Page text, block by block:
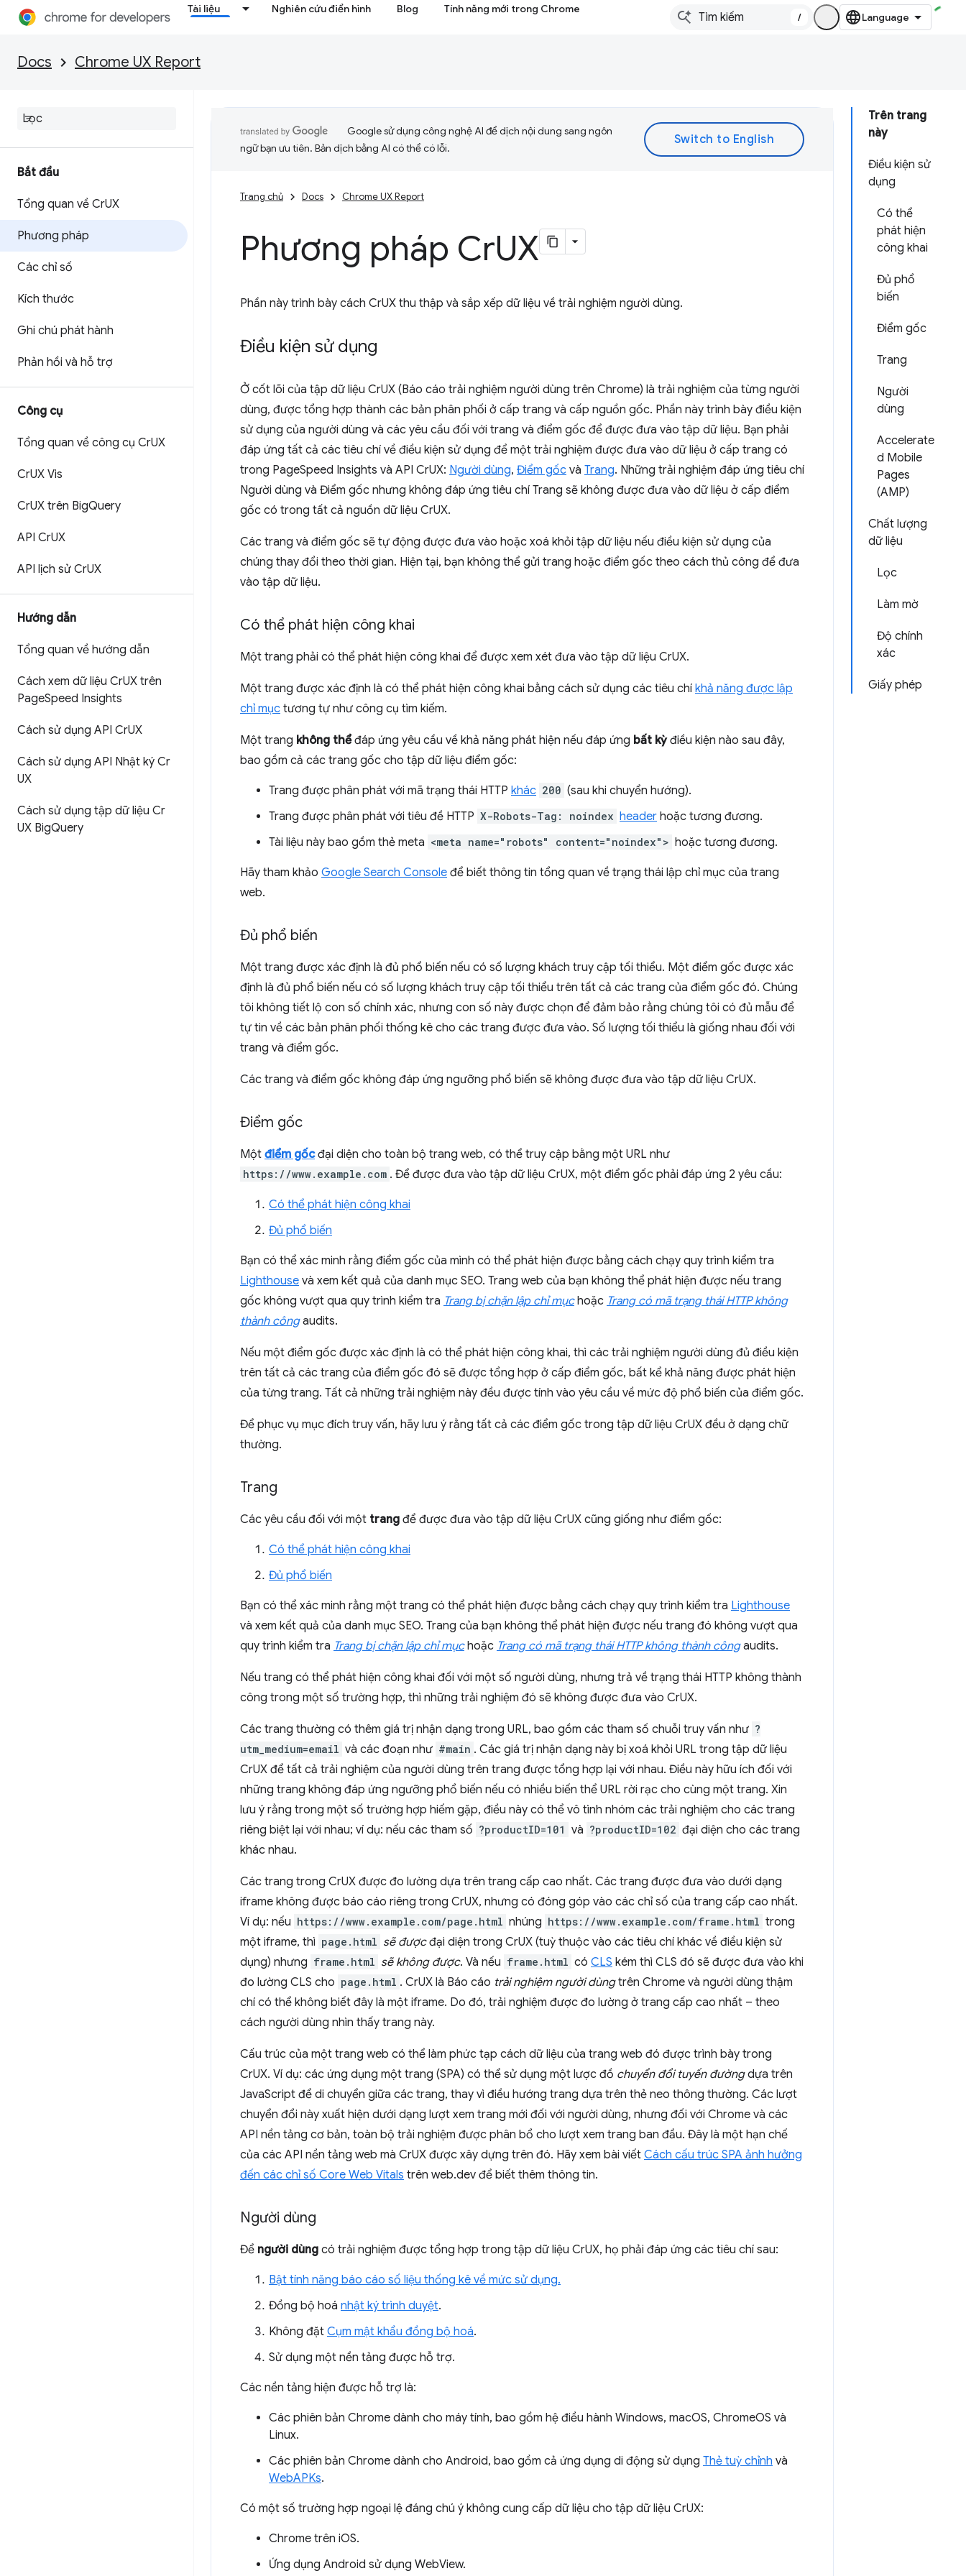
Tài liệu Nghiên cứu điển hình Blog Tính năng mới trong Chrome
/
Docs Chrome UX Report
Bắt đầu
Tổng quan về CrUX
Phương pháp
Các chỉ số
Kích thước
Ghi chú phát hành
Phản hồi và hỗ trợ
Công cụ
Tổng quan về công cụ CrUX
CrUX Vis
CrUX trên BigQuery
API CrUX
API lịch sử CrUX
Hướng dẫn
Tổng quan về hướng dẫn
Cách xem dữ liệu CrUX trên
PageSpeed Insights
Cách sử dụng API CrUX
Cách sử dụng API Nhật ký Cr
UX
Cách sử dụng tập dữ liệu Cr
UX BigQuery
Trên trang
này
Điều kiện sử
dụng
Có thể
phát hiện
công khai
Đủ phổ
biến
Điểm gốc
Trang
Người
dùng
Accelerate
d Mobile
Pages
(AMP)
Chất lượng
dữ liệu
Lọc
Làm mờ
Độ chính
xác
Giấy phép
Google sử dụng công nghệ AI để dịch nội dung sang ngôn
ngữ bạn ưu tiên. Bản dịch bằng AI có thể có lỗi.
Trang chủ Docs Chrome UX Report
Phương pháp CrUX
Phần này trình bày cách CrUX thu thập và sắp xếp dữ liệu về trải nghiệm người dùng.
Điều kiện sử dụng
Ở cốt lõi của tập dữ liệu CrUX (Báo cáo trải nghiệm người dùng trên Chrome) là trải nghiệm của từng người
dùng, được tổng hợp thành các bản phân phối ở cấp trang và cấp nguồn gốc. Phần này trình bày điều kiện
sử dụng của người dùng và các yêu cầu đối với trang và điểm gốc để được đưa vào tập dữ liệu. Bạn phải
đáp ứng tất cả các tiêu chí về điều kiện sử dụng để một trải nghiệm được đưa vào dữ liệu ở cấp trang có
trong PageSpeed Insights và API CrUX: Người dùng, Điểm gốc và Trang. Những trải nghiệm đáp ứng tiêu chí
Người dùng và Điểm gốc nhưng không đáp ứng tiêu chí Trang sẽ không được đưa vào dữ liệu ở cấp điểm
gốc có trong tất cả nguồn dữ liệu CrUX.
Các trang và điểm gốc sẽ tự động được đưa vào hoặc xoá khỏi tập dữ liệu nếu điều kiện sử dụng của
chúng thay đổi theo thời gian. Hiện tại, bạn không thể gửi trang hoặc điểm gốc theo cách thủ công để đưa
vào tập dữ liệu.
Có thể phát hiện công khai
Một trang phải có thể phát hiện công khai để được xem xét đưa vào tập dữ liệu CrUX.
Một trang được xác định là có thể phát hiện công khai bằng cách sử dụng các tiêu chí khả năng được lập
chỉ mục tương tự như công cụ tìm kiếm.
Một trang không thểđáp ứng yêu cầu về khả năng phát hiện nếu đáp ứng bất kỳđiều kiện nào sau đây,
bao gồm cả các trang gốc cho tập dữ liệu điểm gốc:
Trang được phân phát với mã trạng thái HTTP khác 200 (sau khi chuyển hướng).
Trang được phân phát với tiêu đề HTTP X-Robots-Tag: noindex header hoặc tương đương.
Tài liệu này bao gồm thẻ meta <meta name="robots" content="noindex"> hoặc tương đương.
Hãy tham khảo Google Search Console để biết thông tin tổng quan về trạng thái lập chỉ mục của trang
web.
Đủ phổ biến
Một trang được xác định là đủ phổ biến nếu có số lượng khách truy cập tối thiểu. Một điểm gốc được xác
định là đủ phổ biến nếu có số lượng khách truy cập tối thiểu trên tất cả các trang của điểm gốc đó. Chúng
tôi không tiết lộ con số chính xác, nhưng con số này được chọn để đảm bảo rằng chúng tôi có đủ mẫu để
tự tin về các bản phân phối thống kê cho các trang được đưa vào. Số lượng tối thiểu là giống nhau đối với
trang và điểm gốc.
Các trang và điểm gốc không đáp ứng ngưỡng phổ biến sẽ không được đưa vào tập dữ liệu CrUX.
Điểm gốc
Một điểm gốcđại diện cho toàn bộ trang web, có thể truy cập bằng một URL như
https://www.example.com . Để được đưa vào tập dữ liệu CrUX, một điểm gốc phải đáp ứng 2 yêu cầu:
Có thể phát hiện công khai
Đủ phổ biến
Bạn có thể xác minh rằng điểm gốc của mình có thể phát hiện được bằng cách chạy quy trình kiểm tra
Lighthouse và xem kết quả của danh mục SEO. Trang web của bạn không thể phát hiện được nếu trang
gốc không vượt qua quy trình kiểm tra Trang bị chặn lập chỉ mụchoặc Trang có mã trạng thái HTTP không
thành côngaudits.
Nếu một điểm gốc được xác định là có thể phát hiện công khai, thì các trải nghiệm người dùng đủ điều kiện
trên tất cả các trang của điểm gốc đó sẽ được tổng hợp ở cấp điểm gốc, bất kể khả năng được phát hiện
của từng trang. Tất cả những trải nghiệm này đều được tính vào yêu cầu về mức độ phổ biến của điểm gốc.
Để phục vụ mục đích truy vấn, hãy lưu ý rằng tất cả các điểm gốc trong tập dữ liệu CrUX đều ở dạng chữ
thường.
Trang
Các yêu cầu đối với một trang để được đưa vào tập dữ liệu CrUX cũng giống như điểm gốc:
Có thể phát hiện công khai
Đủ phổ biến
Bạn có thể xác minh rằng một trang có thể phát hiện được bằng cách chạy quy trình kiểm tra Lighthouse
và xem kết quả của danh mục SEO. Trang của bạn không thể phát hiện được nếu trang đó không vượt qua
quy trình kiểm tra Trang bị chặn lập chỉ mụchoặc Trang có mã trạng thái HTTP không thành côngaudits.
Nếu trang có thể phát hiện công khai đối với một số người dùng, nhưng trả về trạng thái HTTP không thành
công trong một số trường hợp, thì những trải nghiệm đó sẽ không được đưa vào CrUX.
Các trang thường có thêm giá trị nhận dạng trong URL, bao gồm các tham số chuỗi truy vấn như ?
utm_medium=email và các đoạn như #main . Các giá trị nhận dạng này bị xoá khỏi URL trong tập dữ liệu
CrUX để tất cả trải nghiệm của người dùng trên trang được tổng hợp lại với nhau. Điều này hữu ích đối với
những trang không đáp ứng ngưỡng phổ biến nếu có nhiều biến thể URL rời rạc cho cùng một trang. Xin
lưu ý rằng trong một số trường hợp hiếm gặp, điều này có thể vô tình nhóm các trải nghiệm cho các trang
riêng biệt lại với nhau; ví dụ: nếu các tham số ?productID=101 và ?productID=102 đại diện cho các trang
khác nhau.
Các trang trong CrUX được đo lường dựa trên trang cấp cao nhất. Các trang được đưa vào dưới dạng
iframe không được báo cáo riêng trong CrUX, nhưng có đóng góp vào các chỉ số của trang cấp cao nhất.
Ví dụ: nếu https://www.example.com/page.html nhúng https://www.example.com/frame.html trong
một iframe, thì page.html sẽ đượcđại diện trong CrUX (tuỳ thuộc vào các tiêu chí khác về điều kiện sử
dụng) nhưng frame.html sẽ không được. Và nếu frame.html có CLS kém thì CLS đó sẽ được đưa vào khi
đo lường CLS cho page.html . CrUX là Báo cáo trải nghiệm người dùngtrên Chrome và người dùng thậm
chí có thể không biết đây là một iframe. Do đó, trải nghiệm được đo lường ở trang cấp cao nhất – theo
cách người dùng nhìn thấy trang này.
Cấu trúc của một trang web có thể làm phức tạp cách dữ liệu của trang web đó được trình bày trong
CrUX. Ví dụ: các ứng dụng một trang (SPA) có thể sử dụng một lược đồ chuyển đổi tuyến đườngdựa trên
JavaScript để di chuyển giữa các trang, thay vì điều hướng trang dựa trên thẻ neo thông thường. Các lượt
chuyển đổi này xuất hiện dưới dạng lượt xem trang mới đối với người dùng, nhưng đối với Chrome và các
API nền tảng cơ bản, toàn bộ trải nghiệm được phân bổ cho lượt xem trang ban đầu. Đây là một hạn chế
của các API nền tảng web mà CrUX được xây dựng trên đó. Hãy xem bài viết Cách cấu trúc SPA ảnh hưởng
đến các chỉ số Core Web Vitals trên web.dev để biết thêm thông tin.
Người dùng
Để người dùng có trải nghiệm được tổng hợp trong tập dữ liệu CrUX, họ phải đáp ứng các tiêu chí sau:
Bật tính năng báo cáo số liệu thống kê về mức sử dụng.
Đồng bộ hoá nhật ký trình duyệt.
Không đặt Cụm mật khẩu đồng bộ hoá.
Sử dụng một nền tảng được hỗ trợ.
Các nền tảng hiện được hỗ trợ là:
Các phiên bản Chrome dành cho máy tính, bao gồm hệ điều hành Windows, macOS, ChromeOS và
Linux.
Các phiên bản Chrome dành cho Android, bao gồm cả ứng dụng di động sử dụng Thẻ tuỳ chỉnh và
WebAPKs.
Có một số trường hợp ngoại lệ đáng chú ý không cung cấp dữ liệu cho tập dữ liệu CrUX:
Chrome trên iOS.
Ứng dụng Android sử dụng WebView.